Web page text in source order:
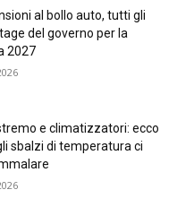
al bollo auto, tutti gli
del governo per la
2027
e climatizzatori: ecco
sbalzi di temperatura ci